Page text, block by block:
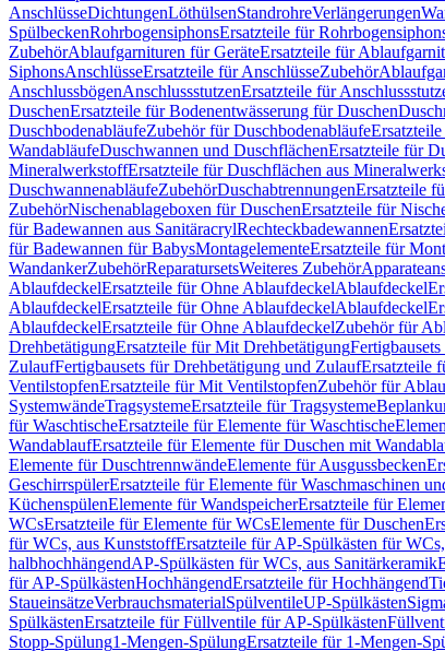
AnschlüsseDichtungenLöthülsenStandrohreVerlängerungen
SpülbeckenRohrbogensiphonsErsatzteile für
ZubehörAblaufgarnituren für GeräteErsatzteile für
SiphonsAnschlüsseErsatzteile für AnschlüsseZubehör
AnschlussbögenAnschlussstutzenErsatzteile für
DuschenErsatzteile für Bodenentwässerung für Duschen
DuschbodenabläufeZubehör für Duschbodenabläufe
WandabläufeDuschwannen und DuschflächenErsatzteile für
MineralwerkstoffErsatzteile für Duschflächen aus
DuschwannenabläufeZubehörDuschabtrennungenErsatzteile
ZubehörNischenablageboxen für DuschenErsatzteile für
für Badewannen aus SanitäracrylRechteckbadewannen
für Badewannen für BabysMontagelementeErsatzteile für
WandankerZubehörReparatursetsWeiteres Zubehör
AblaufdeckelErsatzteile für Ohne AblaufdeckelAblaufdeckel
AblaufdeckelErsatzteile für Ohne AblaufdeckelAblaufdeckel
AblaufdeckelErsatzteile für Ohne AblaufdeckelZubehör für
DrehbetätigungErsatzteile für Mit Drehbetätigung
ZulaufFertigbausets für Drehbetätigung und ZulaufErsatzteile
VentilstopfenErsatzteile für Mit VentilstopfenZubehör für
SystemwändeTragsystemeErsatzteile für Tragsysteme
für WaschtischeErsatzteile für Elemente für Waschtische
WandablaufErsatzteile für Elemente für Duschen mit
Elemente für DuschtrennwändeElemente für Ausgussbecken
GeschirrspülerErsatzteile für Elemente für Waschmaschinen
KüchenspülenElemente für WandspeicherErsatzteile für
WCsErsatzteile für Elemente für WCsElemente für Duschen
für WCs, aus KunststoffErsatzteile für AP-Spülkästen für
halbhochhängendAP-Spülkästen für WCs, aus Sanitärkeramik
für AP-SpülkästenHochhängendErsatzteile für Hochhängend
StaueinsätzeVerbrauchsmaterialSpülventileUP-Spülkästen
SpülkästenErsatzteile für Füllventile für AP-Spülkästen
Stopp-Spülung1-Mengen-SpülungErsatzteile für 1-Mengen-